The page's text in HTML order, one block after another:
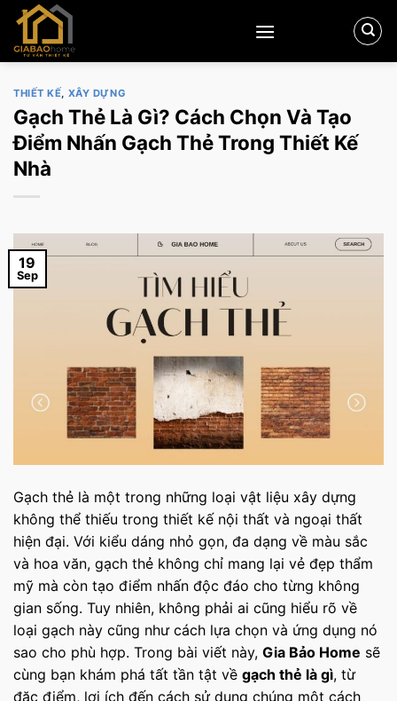
Skip
content
THIẾT KẾ, XÂY DỰNG
Gạch Thẻ Là Gì? Cách Chọn Và Tạo
Điểm Nhấn Gạch Thẻ Trong Thiết Kế
Nhà
19
Sep
Gạch thẻ là một trong những loại vật liệu xây dựng
không thể thiếu trong thiết kế nội thất và ngoại thất
hiện đại. Với kiểu dáng nhỏ gọn, đa dạng về màu sắc
và hoa văn, gạch thẻ không chỉ mang lại vẻ đẹp thẩm
mỹ mà còn tạo điểm nhấn độc đáo cho từng không
gian sống. Tuy nhiên, không phải ai cũng hiểu rõ về
loại gạch này cũng như cách lựa chọn và ứng dụng nó
sao cho phù hợp. Trong bài viết này, Gia Bảo Home sẽ
cùng bạn khám phá tất tần tật về gạch thẻ là gì, từ
đặc điểm, lợi ích đến cách sử dụng chúng một cách